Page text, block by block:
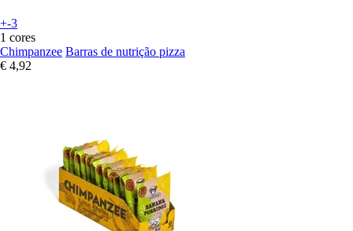
+-3
1 cores
Chimpanzee Barras de nutrição pizza
€ 4,92